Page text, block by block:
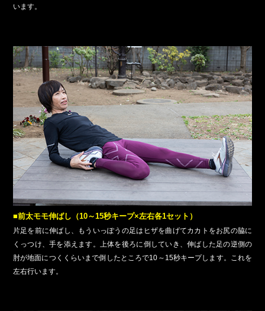
います。
■前太モモ伸ばし（10～15秒キープ×左右各1セット）
片足を前に伸ばし、もういっぽうの足はヒザを曲げてカカトをお尻の脇に
くっつけ、手を添えます。上体を後ろに倒していき、伸ばした足の逆側の
肘が地面につくくらいまで倒したところで10～15秒キープします。これを
左右行います。